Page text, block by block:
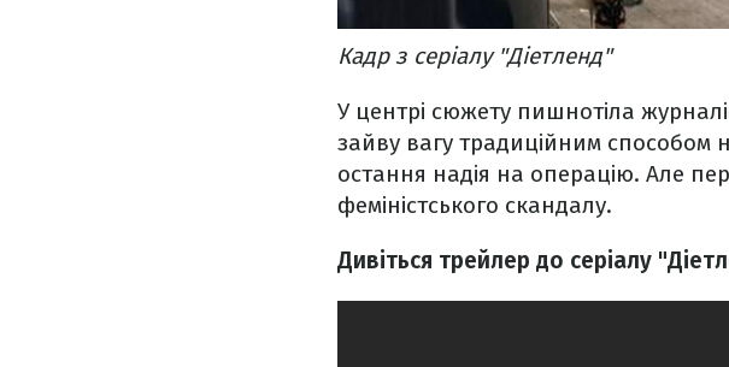
Кадр з серіалу "Діетленд"
У центрі сюжету пишнотіла
зайву вагу традиційним способом
остання надія на операцію. Але
феміністського скандалу.
Дивіться трейлер до серіалу